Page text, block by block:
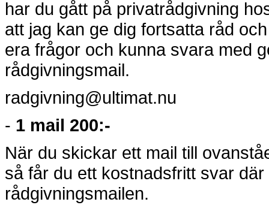
har du gått på privatrådgivning
att jag kan ge dig fortsatta råd
era frågor och kunna svara med
rådgivningsmail.
radgivning@ultimat.nu
- 1 mail 200:-
När du skickar ett mail till
så får du ett kostnadsfritt svar
rådgivningsmailen.